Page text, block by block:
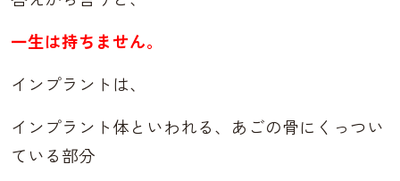
一生は持ちません。
インプラントは、
インプラント体といわれる、あごの骨にくっつい
ている部分